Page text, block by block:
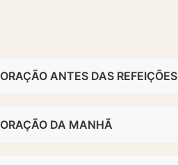
ORAÇÃO ANTES DAS REFEIÇÕES
ORAÇÃO DA MANHÃ